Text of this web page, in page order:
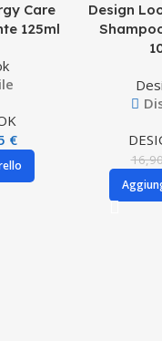
Care
125ml
€
Design